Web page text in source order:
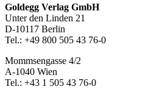
Footer-
Section
Goldegg Verlag GmbH
Unter den Linden 21
D-10117 Berlin
Tel.: +49 800 505 43 76-0
Mommsengasse 4/2
A-1040 Wien
Tel.: +43 1 505 43 76-0